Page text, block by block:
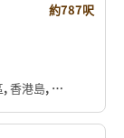
約787呎
香港, 中国